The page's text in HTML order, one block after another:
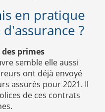
en pratique
?
des primes
semble elle aussi
ont déjà envoyé
assurés pour 2021. Il
de ces contrats